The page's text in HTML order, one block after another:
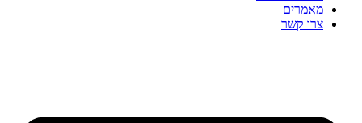
מאמרים
צרו קשר